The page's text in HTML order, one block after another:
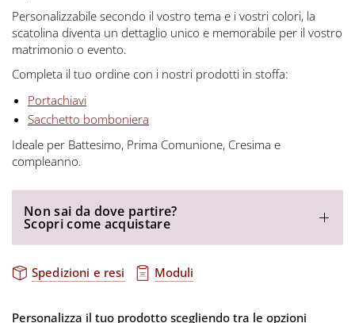
Personalizzabile secondo il vostro tema e i vostri colori, la
scatolina diventa un dettaglio unico e memorabile per il vostro
matrimonio o evento.
Completa il tuo ordine con i nostri prodotti in stoffa:
Portachiavi
Sacchetto bomboniera
Ideale per Battesimo, Prima Comunione, Cresima e
compleanno.
Non sai da dove partire?
Scopri come acquistare
Spedizioni e resi Moduli
Personalizza il tuo prodotto scegliendo tra le opzioni